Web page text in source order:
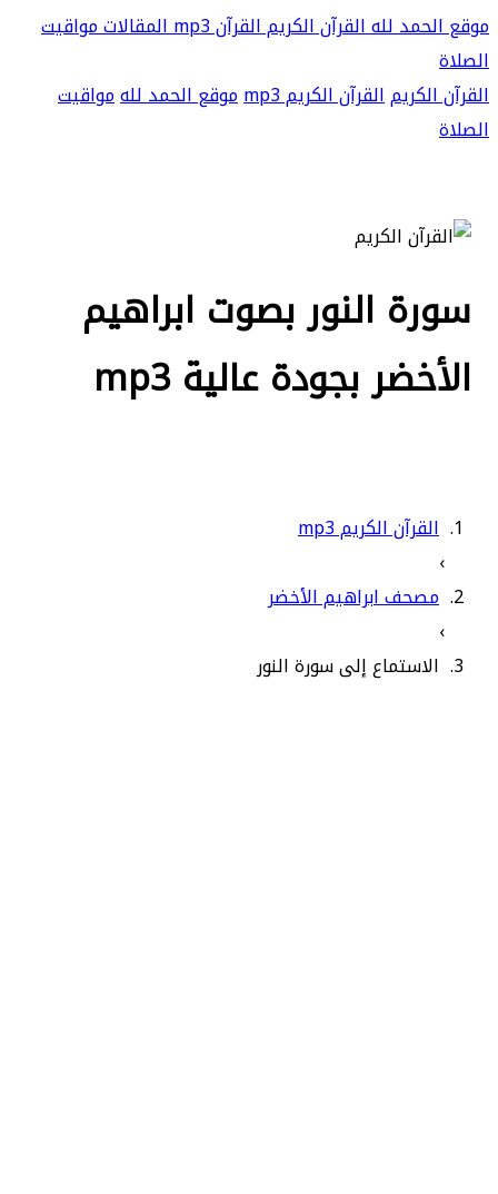
موقع الحمد للهالقرآن الكريمالقرآن mp3 المقالاتمواقيت
الصلاة
القرآن الكريمالقرآن الكريم mp3 موقع الحمد للهمواقيت
الصلاة
سورة النور بصوت ابراهيم
الأخضر بجودة عالية mp3
القرآن الكريم mp3
›
مصحف ابراهيم الأخضر
›
الاستماع إلى سورة النور